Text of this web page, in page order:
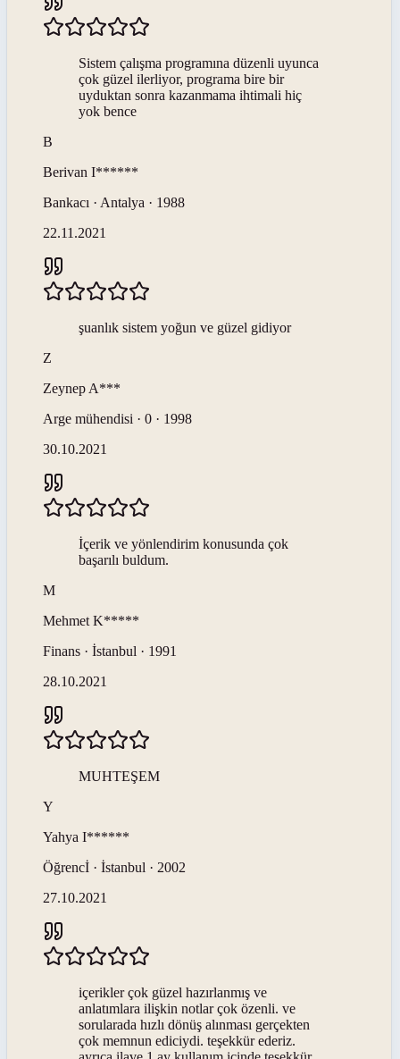
Sistem çalışma programına düzenli uyunca
çok güzel ilerliyor, programa bire bir
uyduktan sonra kazanmama ihtimali hiç
yok bence
B
Berivan I******
Bankacı · Antalya · 1988
22.11.2021
şuanlık sistem yoğun ve güzel gidiyor
Z
Zeynep A***
Arge mühendisi · 0 · 1998
30.10.2021
İçerik ve yönlendirim konusunda çok
başarılı buldum.
M
Mehmet K*****
Finans · İstanbul · 1991
28.10.2021
MUHTEŞEM
Y
Yahya I******
Öğrencİ · İstanbul · 2002
27.10.2021
içerikler çok güzel hazırlanmış ve
anlatımlara ilişkin notlar çok özenli. ve
sorularada hızlı dönüş alınması gerçekten
çok memnun ediciydi. teşekkür ederiz.